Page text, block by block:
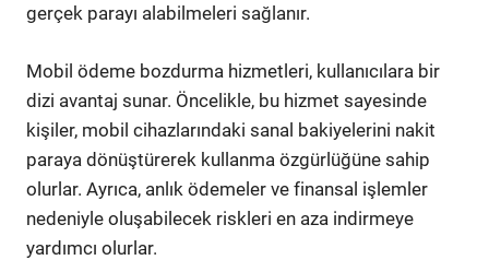
gerçek parayı alabilmeleri sağlanır.
Mobil ödeme bozdurma hizmetleri, kullanıcılara bir
dizi avantaj sunar. Öncelikle, bu hizmet sayesinde
kişiler, mobil cihazlarındaki sanal bakiyelerini nakit
paraya dönüştürerek kullanma özgürlüğüne sahip
olurlar. Ayrıca, anlık ödemeler ve finansal işlemler
nedeniyle oluşabilecek riskleri en aza indirmeye
yardımcı olurlar.